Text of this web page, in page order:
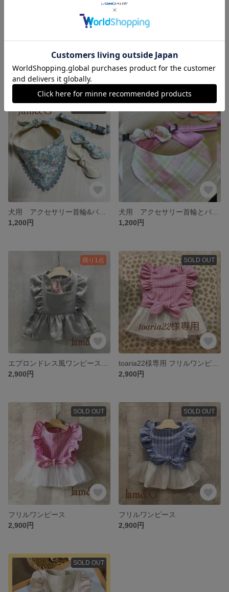
Tシャツ&蝶ネクタイ&bag ３点セット
3,000円
蝶ネクタイ
800円
1,200円
1,200円
残り1点
2,900円
SOLD OUT
2,900円
SOLD OUT
フリルワンピース
2,900円
SOLD OUT
フリルワンピース
2,900円
SOLD OUT